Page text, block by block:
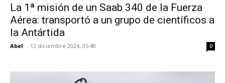
La 1ª misión de un Saab 340 de la Fuerza
Aérea: transportó a un grupo de científicos a
la Antártida
Abel - 12 diciembre 2024, 05:40 0